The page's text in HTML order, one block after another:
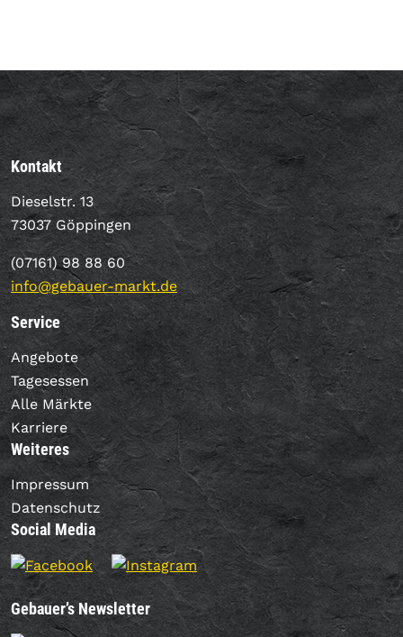
Kontakt
Dieselstr. 13
73037 Göppingen
(07161) 98 88 60
info@gebauer-markt.de
Service
Angebote
Tagesessen
Alle Märkte
Karriere
Weiteres
Impressum
Datenschutz
Social Media
Gebauer’s Newsletter